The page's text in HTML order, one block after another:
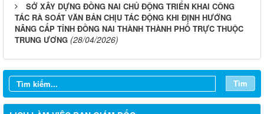
SỞ XÂY DỰNG ĐỒNG NAI CHỦ ĐỘNG TRIỂN KHAI CÔNG
TÁC RÀ SOÁT VĂN BẢN CHỊU TÁC ĐỘNG KHI ĐỊNH HƯỚNG
NÂNG CẤP TỈNH ĐỒNG NAI THÀNH THÀNH PHỐ TRỰC THUỘC
TRUNG ƯƠNG (28/04/2026)
Tìm
LỊCH CÔNG TÁC CỦA LÃNH ĐẠO SỞ XÂY DỰNG (Từ ngày
03/8 đến ngày 08/8/2026)
THÔNG BÁO LỊCH CÔNG TÁC CỦA LÃNH ĐẠO SỞ XÂY
DỰNG (Từ ngày 27/7 đến ngày 31/7/2026)
THÔNG BÁO LỊCH CÔNG TÁC CỦA LÃNH ĐẠO SỞ XÂY
DỰNG (Từ ngày 20/7 đến ngày 25/7/2026)